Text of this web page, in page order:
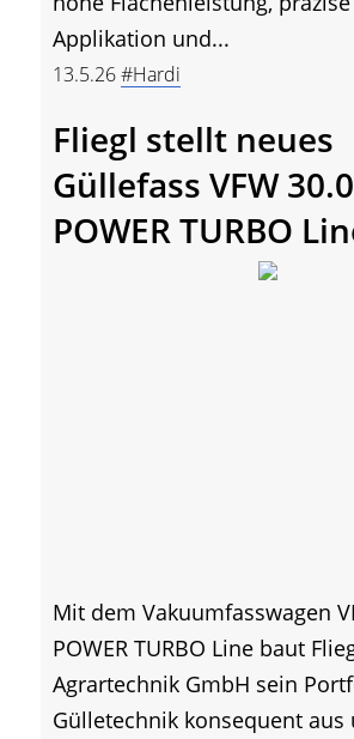
Applikation und...
13.5.26#Hardi
Fliegl stellt neues
Güllefass VFW
POWER TURBO
Mit dem Vakuumfasswagen
POWER TURBO Line baut
Agrartechnik GmbH sein
Gülletechnik konsequent aus